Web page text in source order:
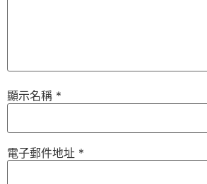
顯示名稱 *
電子郵件地址 *